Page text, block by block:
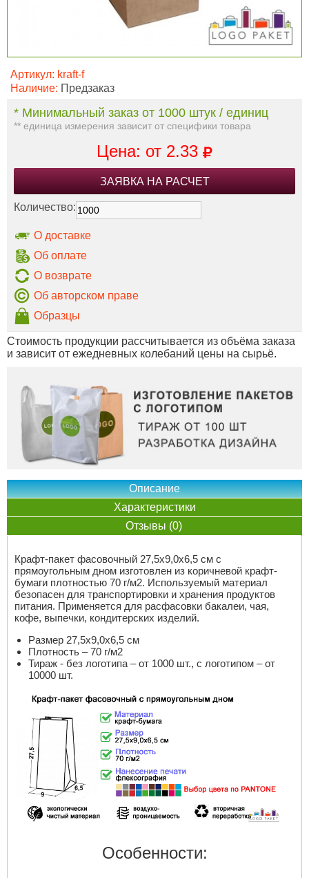
Артикул: kraft-f
Наличие: Предзаказ
* Минимальный заказ от 1000 штук / единиц
** единица измерения зависит от специфики товара
Цена: от 2.33
ЗАЯВКА НА РАСЧЕТ
Количество:
О доставке
Об оплате
О возврате
Об авторском праве
Образцы
Стоимость продукции рассчитывается из объёма заказа
и зависит от ежедневных колебаний цены на сырьё.
Описание
Характеристики
Отзывы (0)
Крафт-пакет фасовочный 27,5х9,0х6,5 см с
прямоугольным дном изготовлен из коричневой крафт-
бумаги плотностью 70 г/м2. Используемый материал
безопасен для транспортировки и хранения продуктов
питания. Применяется для расфасовки бакалеи, чая,
кофе, выпечки, кондитерских изделий.
Размер 27,5х9,0х6,5 см
Плотность – 70 г/м2
Тираж - без логотипа – от 1000 шт., с логотипом – от
10000 шт.
Особенности: